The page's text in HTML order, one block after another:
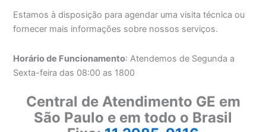
Estamos à disposição para agendar uma visita técnica ou
fornecer mais informações sobre nossos serviços.
Horário de Funcionamento: Atendemos de Segunda a
Sexta-feira das 08:00 as 1800
Central de Atendimento GE em
São Paulo e em todo o Brasil